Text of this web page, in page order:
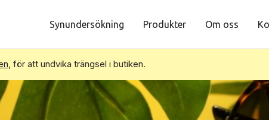
Synundersökning Produkter Om oss
, för att undvika trängsel i butiken.